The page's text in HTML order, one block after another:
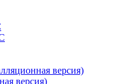
версия)
версия)